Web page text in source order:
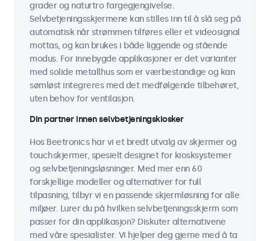
grader og naturtro fargegjengivelse.
Selvbetjeningsskjermene kan stilles inn til å slå seg på
automatisk når strømmen tilføres eller et videosignal
mottas, og kan brukes i både liggende og stående
modus. For innebygde applikasjoner er det varianter
med solide metallhus som er værbestandige og kan
sømløst integreres med det medfølgende tilbehøret,
uten behov for ventilasjon.
Din partner innen selvbetjeningskiosker
Hos Beetronics har vi et bredt utvalg av skjermer og
touchskjermer, spesielt designet for kiosksystemer
og selvbetjeningsløsninger. Med mer enn 60
forskjellige modeller og alternativer for full
tilpasning, tilbyr vi en passende skjermløsning for alle
miljøer. Lurer du på hvilken selvbetjeningsskjerm som
passer for din applikasjon? Diskuter alternativene
med våre spesialister. Vi hjelper deg gjerne med å ta